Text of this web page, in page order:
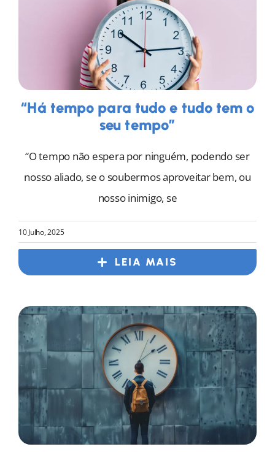
“Há tempo para tudo e tudo tem o
seu tempo”
“O tempo não espera por ninguém, podendo ser
nosso aliado, se o soubermos aproveitar bem, ou
nosso inimigo, se
10 Julho, 2025
LEIA MAIS